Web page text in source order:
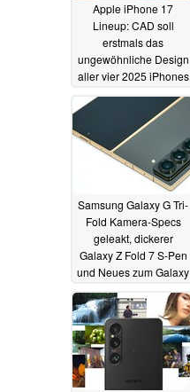
Apple iPhone 17
Lineup: CAD soll
erstmals das
ungewöhnliche Design
aller vier 2025 iPhones
23.02.2025
Samsung Galaxy G Tri-
Fold Kamera-Specs
geleakt, dickerer
Galaxy Z Fold 7 S-Pen
und Neues zum Galaxy
23.02.2025